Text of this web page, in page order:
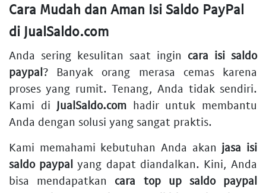
Cara Mudah dan Aman Isi Saldo PayPal
di JualSaldo.com
Anda sering kesulitan saat ingin cara isi saldo
paypal? Banyak orang merasa cemas karena
proses yang rumit. Tenang, Anda tidak sendiri.
Kami di JualSaldo.com hadir untuk membantu
Anda dengan solusi yang sangat praktis.
Kami memahami kebutuhan Anda akan jasa isi
saldo paypal yang dapat diandalkan. Kini, Anda
bisa mendapatkan cara top up saldo paypal